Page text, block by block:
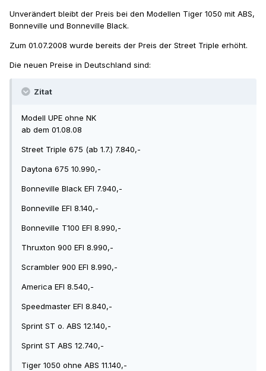
Unverändert bleibt der Preis bei den Modellen Tiger 1050 mit ABS,
Bonneville und Bonneville Black.
Zum 01.07.2008 wurde bereits der Preis der Street Triple erhöht.
Die neuen Preise in Deutschland sind:
Zitat
Modell UPE ohne NK
ab dem 01.08.08
Street Triple 675 (ab 1.7.) 7.840,-
Daytona 675 10.990,-
Bonneville Black EFI 7.940,-
Bonneville EFI 8.140,-
Bonneville T100 EFI 8.990,-
Thruxton 900 EFI 8.990,-
Scrambler 900 EFI 8.990,-
America EFI 8.540,-
Speedmaster EFI 8.840,-
Sprint ST o. ABS 12.140,-
Sprint ST ABS 12.740,-
Tiger 1050 ohne ABS 11.140,-